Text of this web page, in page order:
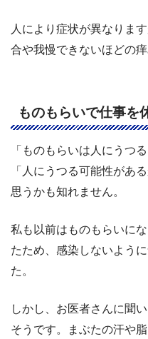
人により症状が異なりま
合や我慢できないほどの
ものもらいで仕事を
「ものもらいは人にうつ
「人にうつる可能性があ
思うかも知れません。
私も以前はものもらいに
たため、感染しないよう
た。
しかし、お医者さんに聞
そうです。まぶたの汗や